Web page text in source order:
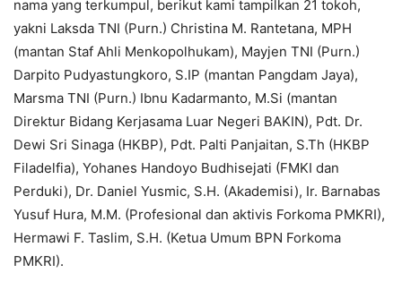
nama yang terkumpul, berikut kami tampilkan 21 tokoh,
yakni Laksda TNI (Purn.) Christina M. Rantetana, MPH
(mantan Staf Ahli Menkopolhukam), Mayjen TNI (Purn.)
Darpito Pudyastungkoro, S.IP (mantan Pangdam Jaya),
Marsma TNI (Purn.) Ibnu Kadarmanto, M.Si (mantan
Direktur Bidang Kerjasama Luar Negeri BAKIN), Pdt. Dr.
Dewi Sri Sinaga (HKBP), Pdt. Palti Panjaitan, S.Th (HKBP
Filadelfia), Yohanes Handoyo Budhisejati (FMKI dan
Perduki), Dr. Daniel Yusmic, S.H. (Akademisi), Ir. Barnabas
Yusuf Hura, M.M. (Profesional dan aktivis Forkoma PMKRI),
Hermawi F. Taslim, S.H. (Ketua Umum BPN Forkoma
PMKRI).